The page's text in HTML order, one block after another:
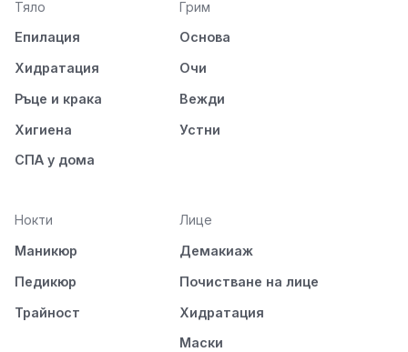
Тяло
Епилация
Хидратация
Ръце и крака
Хигиена
СПА у дома
Грим
Основа
Очи
Вежди
Устни
Нокти
Маникюр
Педикюр
Трайност
Лице
Демакиаж
Почистване на лице
Хидратация
Маски